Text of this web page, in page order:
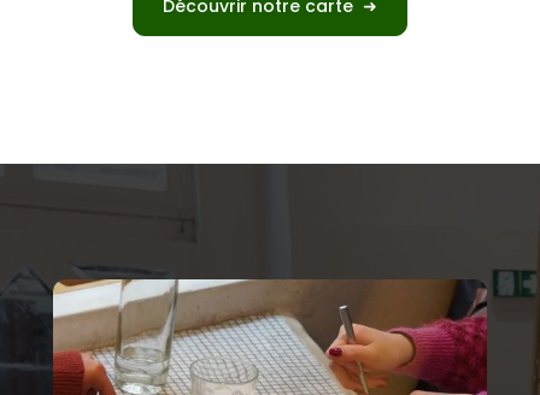
Découvrir notre carte ➜